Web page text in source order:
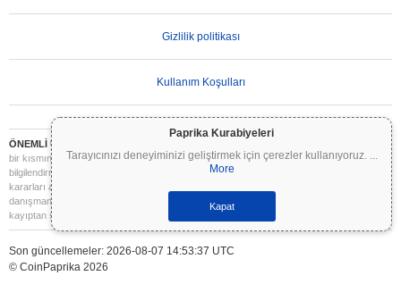
Paprika Kurabiyeleri
Tarayıcınızı deneyiminizi geliştirmek için çerezler kullanıyoruz. ...
More
Kapat
Gizlilik politikası
Kullanım Koşulları
ÖNEMLİ UYARI:
bir kısmını veya tamamını kaybedebilirsiniz. Coinpaprika üzerindeki tüm bilgiler yalnızca
bilgilendirme amaçlıdır ve finansal veya yatırım tavsiyesi niteliği taşımaz. Yatırım
kararları almadan önce daima kendi araştırmanızı yapın (DYOR) ve nitelikli bir finansal
danışmana başvurun. Coinpaprika, bu bilgilerin kullanımından kaynaklanan herhangi bir
kayıptan sorumlu değildir.
Son güncellemeler: 2026-08-07 14:53:37 UTC
© CoinPaprika 2026